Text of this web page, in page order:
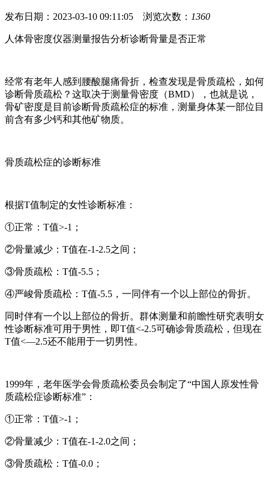
发布日期：2023-03-10 09:11:05 浏览次数： 1360
人体骨密度仪器测量报告分析诊断骨量是否正常
经常有老年人感到腰酸腿痛骨折，检查发现是骨质疏松，如何
诊断骨质疏松？这取决于测量骨密度（BMD），也就是说，
骨矿密度是目前诊断骨质疏松症的标准，测量身体某一部位目
前含有多少钙和其他矿物质。
骨质疏松症的诊断标准
根据T值制定的女性诊断标准：
①正常：T值>-1；
②骨量减少：T值在-1-2.5之间；
③骨质疏松：T值-5.5；
④严峻骨质疏松：T值-5.5，一同伴有一个以上部位的骨折。
同时伴有一个以上部位的骨折。群体测量和前瞻性研究表明女
性诊断标准可用于男性，即T值<-2.5可确诊骨质疏松，但现在
T值<—2.5还不能用于一切男性。
1999年，老年医学会骨质疏松委员会制定了“中国人原发性骨
质疏松症诊断标准”：
①正常：T值>-1；
②骨量减少：T值在-1-2.0之间；
③骨质疏松：T值-0.0；